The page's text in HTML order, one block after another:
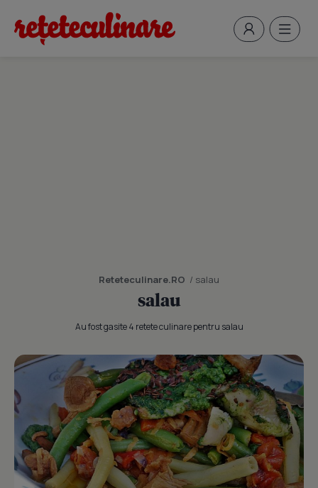
Reteteculinare.RO / salau
salau
Au fost gasite 4 retete culinare pentru salau